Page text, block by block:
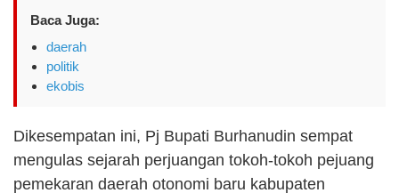
Baca Juga:
daerah
politik
ekobis
Dikesempatan ini, Pj Bupati Burhanudin sempat
mengulas sejarah perjuangan tokoh-tokoh pejuang
pemekaran daerah otonomi baru kabupaten